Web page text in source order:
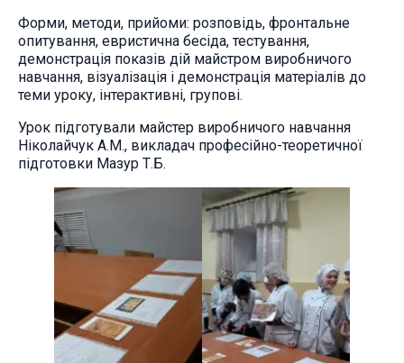
Форми, методи, прийоми: розповідь, фронтальне
опитування, евристична бесіда, тестування,
демонстрація показів дій майстром виробничого
навчання, візуалізація і демонстрація матеріалів до
теми уроку, інтерактивні, групові.
Урок підготували майстер виробничого навчання
Ніколайчук А.М., викладач професійно-теоретичної
підготовки Мазур Т.Б.